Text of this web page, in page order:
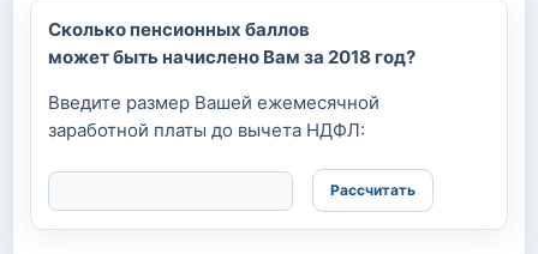
Сколько пенсионных баллов
может быть начислено Вам за 2018 год?
Введите размер Вашей ежемесячной
заработной платы до вычета НДФЛ: